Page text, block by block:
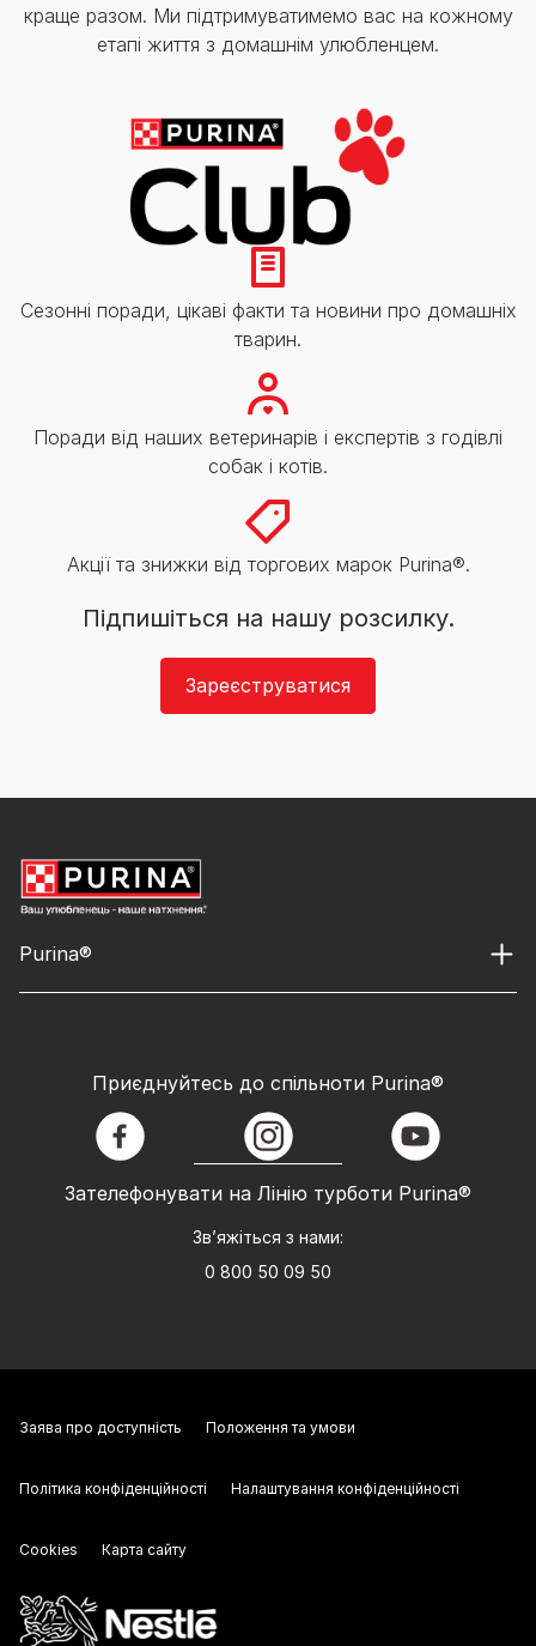
краще разом. Ми підтримуватимемо вас на кожному
етапі життя з домашнім улюбленцем.
Сезонні поради, цікаві факти та новини про домашніх
тварин.
Поради від наших ветеринарів і експертів з годівлі
собак і котів.
Акції та знижки від торгових марок Purina®.
Підпишіться на нашу розсилку.
Зареєструватися
Purina®
Зателефонувати на Лінію турботи Purina®
Зв’яжіться з нами:
0 800 50 09 50
Приєднуйтесь до спільноти Purina®
facebook instagram youtube
Заява про доступність Положення та умови
Політика конфіденційності Налаштування конфіденційності
Cookies Карта сайту